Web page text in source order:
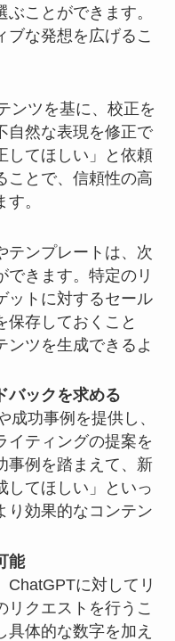
ことができます。
ブな発想を広げるこ
ンツを基に、校正を
自然な表現を修正で
してほしい」と依頼
ことで、信頼性の高
。
テンプレートは、次
できます。特定のリ
ットに対するセール
保存しておくこと
ンツを生成できるよ
バックを求める
成功事例を提供し、
イティングの提案を
事例を踏まえて、新
してほしい」といっ
り効果的なコンテン
能
ChatGPTに対してリ
リクエストを行うこ
具体的な数字を加え